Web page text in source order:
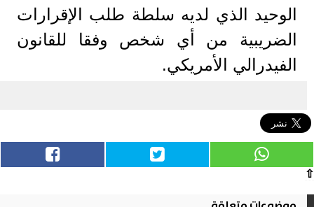
الوحيد الذي لديه سلطة طلب الإقرارات
الضريبية من أي شخص وفقا للقانون
الفيدرالي الأمريكي.
⇧